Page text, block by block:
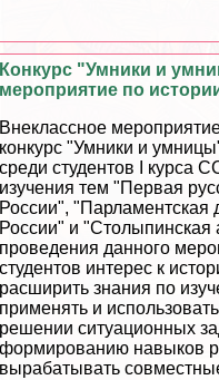
Конкурс "Умники и
мероприятие по
Внеклассное
конкурс "Умники и
среди студентов I курса
изучения тем "Первая
России", "Парламентская
России" и
проведения данного
студентов интерес к
расширить знания по
применять и
решении ситуационных
формированию навыков
выpaбатывать